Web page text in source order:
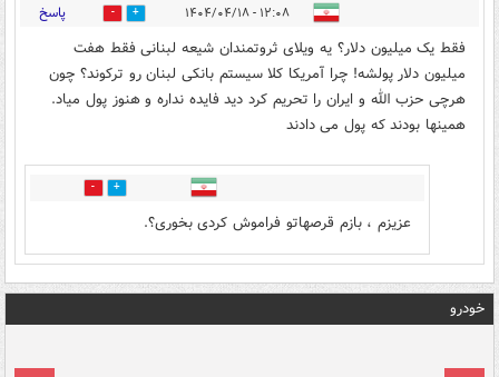
۱۲:۰۸ - ۱۴۰۴/۰۴/۱۸ 0 پاسخ
فقط یک میلیون دلار؟ یه ویلای ثروتمندان شیعه لبنانی فقط هفت
میلیون دلار پولشه! چرا آمریکا کلا سیستم بانکی لبنان رو ترکوند؟ چون
هرچی حزب الله و ایران را تحریم کرد دید فایده نداره و هنوز پول میاد.
همینها بودند که پول می دادند
0
عزیزم ، بازم قرصهاتو فراموش کردی بخوری؟.
خودرو